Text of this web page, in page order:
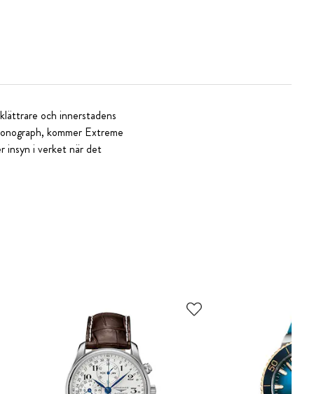
och innerstadens
kommer Extreme
insyn i verket när det